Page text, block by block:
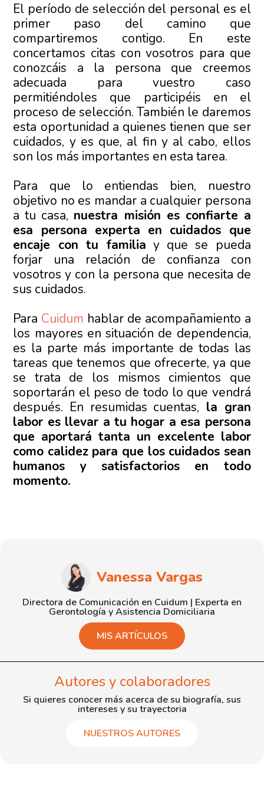
El período de selección del personal es el
primer paso del camino que
compartiremos contigo. En este
concertamos citas con vosotros para que
conozcáis a la persona que creemos
adecuada para vuestro caso
permitiéndoles que participéis en el
proceso de selección. También le daremos
esta oportunidad a quienes tienen que ser
cuidados, y es que, al fin y al cabo, ellos
son los más importantes en esta tarea.
Para que lo entiendas bien, nuestro
objetivo no es mandar a cualquier persona
a tu casa, nuestra misión es confiarte a
esa persona experta en cuidados que
encaje con tu familia y que se pueda
forjar una relación de confianza con
vosotros y con la persona que necesita de
sus cuidados.
Para Cuidum hablar de acompañamiento a
los mayores en situación de dependencia,
es la parte más importante de todas las
tareas que tenemos que ofrecerte, ya que
se trata de los mismos cimientos que
soportarán el peso de todo lo que vendrá
después. En resumidas cuentas, la gran
labor es llevar a tu hogar a esa persona
que aportará tanta un excelente labor
como calidez para que los cuidados sean
humanos y satisfactorios en todo
momento.
Vanessa Vargas
Directora de Comunicación en Cuidum | Experta en
Gerontología y Asistencia Domiciliaria
MIS ARTÍCULOS
Autores y colaboradores
Si quieres conocer más acerca de su biografía, sus
intereses y su trayectoria
NUESTROS AUTORES